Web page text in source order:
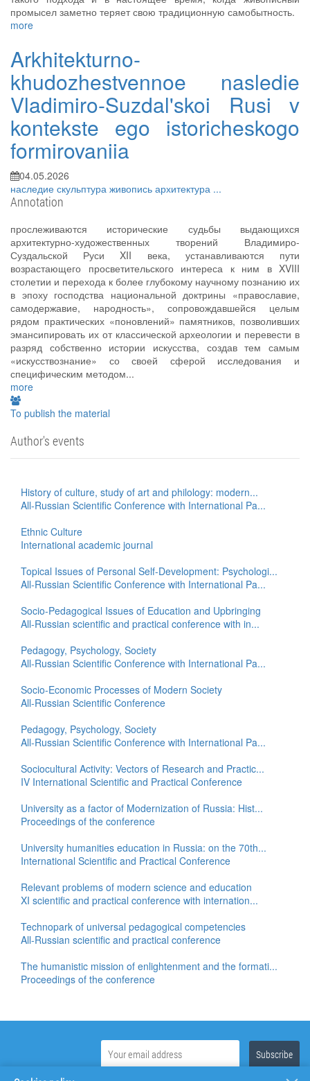
промысел заметно теряет свою традиционную самобытность.
more
Arkhitekturno-
khudozhestvennoe nasledie
Vladimiro-Suzdal'skoi Rusi v
kontekste ego istoricheskogo
formirovaniia
04.05.2026
наследие скульптура живопись архитектура ...
Annotation
прослеживаются исторические судьбы выдающихся
архитектурно-художественных творений Владимиро-
Суздальской Руси XII века, устанавливаются пути
возрастающего просветительского интереса к ним в XVIII
столетии и перехода к более глубокому научному познанию их
в эпоху господства национальной доктрины «православие,
самодержавие, народность», сопровождавшейся целым
рядом практических «поновлений» памятников, позволивших
эмансипировать их от классической археологии и перевести в
разряд собственно истории искусства, создав тем самым
«искусствознание» со своей сферой исследования и
специфическим методом...
more
To publish the material
Author's events
History of culture, study of art and philology: modern...
All-Russian Scientific Conference with International Pa...
Ethnic Culture
International academic journal
Topical Issues of Personal Self-Development: Psychologi...
All-Russian Scientific Conference with International Pa...
Socio-Pedagogical Issues of Education and Upbringing
All-Russian scientific and practical conference with in...
Pedagogy, Psychology, Society
All-Russian Scientific Conference with International Pa...
Socio-Economic Processes of Modern Society
All-Russian Scientific Conference
Pedagogy, Psychology, Society
All-Russian Scientific Conference with International Pa...
Sociocultural Activity: Vectors of Research and Practic...
IV International Scientific and Practical Conference
University as a factor of Modernization of Russia: Hist...
Proceedings of the conference
University humanities education in Russia: on the 70th...
International Scientific and Practical Conference
Relevant problems of modern science and education
XI scientific and practical conference with internation...
Technopark of universal pedagogical competencies
All-Russian scientific and practical conference
The humanistic mission of enlightenment and the formati...
Proceedings of the conference